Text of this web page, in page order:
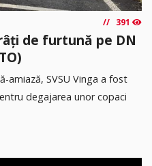
391
de furtună pe DN
amiază, SVSU Vinga a fost
degajarea unor copaci